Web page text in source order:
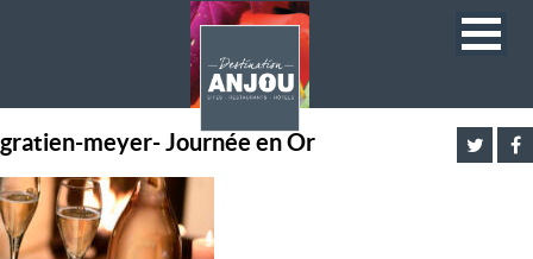
gratien-meyer- Journée en Or